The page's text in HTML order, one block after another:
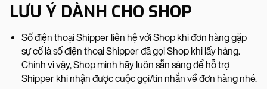
LƯU Ý DÀNH CHO SHOP
Số điện thoại Shipper liên hệ với Shop khi đơn hàng gặp
sự cố là số điện thoại Shipper đã gọi Shop khi lấy hàng.
Chính vì vậy, Shop mình hãy luôn sẵn sàng để hỗ trợ
Shipper khi nhận được cuộc gọi/tin nhắn về đơn hàng nhé.